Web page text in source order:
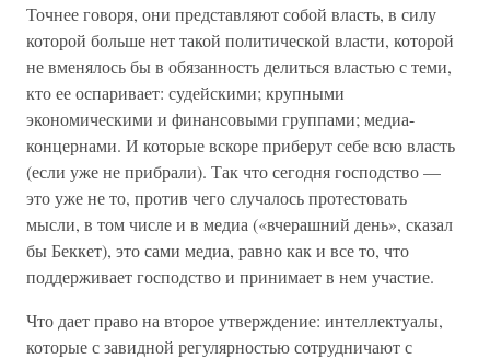
Точнее говоря, они представляют собой власть, в силу
которой больше нет такой политической власти, которой
не вменялось бы в обязанность делиться властью с теми,
кто ее оспаривает: судейскими; крупными
экономическими и финансовыми группами; медиа-
концернами. И которые вскоре приберут себе всю власть
(если уже не прибрали). Так что сегодня господство —
это уже не то, против чего случалось протестовать
мысли, в том числе и в медиа («вчерашний день», сказал
бы Беккет), это сами медиа, равно как и все то, что
поддерживает господство и принимает в нем участие.
Что дает право на второе утверждение: интеллектуалы,
которые с завидной регулярностью сотрудничают с